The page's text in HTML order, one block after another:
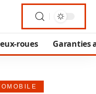
roues Garanties